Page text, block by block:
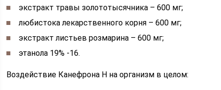
экстракт травы золототысячника – 600 мг;
любистока лекарственного корня – 600 мг;
экстракт листьев розмарина – 600 мг;
этанола 19% -16.
Воздействие Канефрона Н на организм в целом: